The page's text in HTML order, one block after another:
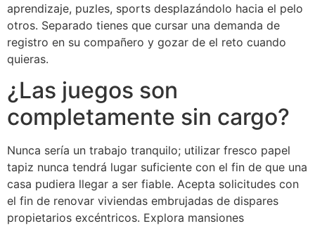
aprendizaje, puzles, sports desplazándolo hacia el pelo
otros. Separado tienes que cursar una demanda de
registro en su compañero y gozar de el reto cuando
quieras.
¿Las juegos son
completamente sin cargo?
Nunca serí­a un trabajo tranquilo; utilizar fresco papel
tapiz nunca tendrá lugar suficiente con el fin de que una
casa pudiera llegar a ser fiable. Acepta solicitudes con
el fin de renovar viviendas embrujadas de dispares
propietarios excéntricos. Explora mansiones